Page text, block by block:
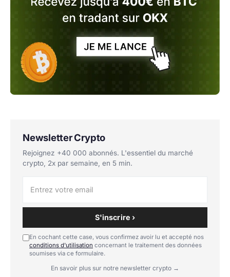
Newsletter Crypto
Rejoignez +40 000 abonnés. L'essentiel du marché
crypto, 2x par semaine, en 5 min.
S'inscrire ›
En cochant cette case, vous confirmez avoir lu et accepté nos
conditions d'utilisation concernant le traitement des données
soumises via ce formulaire.
En savoir plus sur notre newsletter crypto →